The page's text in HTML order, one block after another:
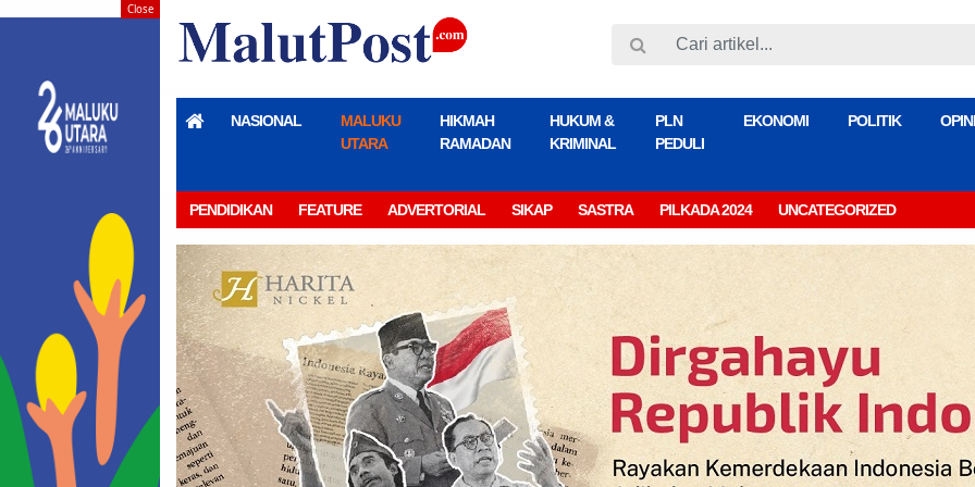
NASIONAL
MALUKU
UTARA
HIKMAH
RAMADAN
HUKUM &
KRIMINAL
PLN
PEDULI
EKONOMI POLITIK OPINI
PENDIDIKAN FEATURE ADVERTORIAL SIKAP SASTRA PILKADA 2024 UNCATEGORIZED
Close